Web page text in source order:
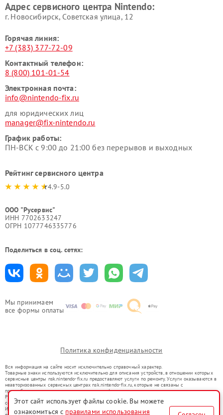
Мы принимаем
все формы оплаты
Адрес сервисного центра Nintendo:
г. Новосибирск, Советская улица, 12
Горячая линия:
+7 (383) 377-72-09
Контактный телефон:
8 (800) 101-01-54
Электронная почта:
info@nintendo-fix.ru
для юридических лиц
manager@fix-nintendo.ru
График работы:
ПН-ВСК с 9:00 до 21:00 без перерывов и выходных
Рейтинг сервисного центра
4.9-5.0
ООО "Русервис"
ИНН 7702633247
ОГРН 1077746335776
Поделиться в соц. сетях:
Политика конфиденциальности
Вся информация на сайте носит исключительно справочный характер.
Товарные знаки используются исключительно для описания устройств, в отношении которых
сервисные центры nsk.nintendo-fix.ru предоставляют услуги по ремонту. Услуги оказываются в
неавторизованных сервисных центрах nsk.nintendo-fix.ru, которые не связаны с
правообладателями товарных знаков или их официальными представителями.
Ремонт осуществляется для устройств, уже введенных в гражданский оборот в соответствии
со статьей 1487 ГК РФ.
Использование товарных знаков не преследует цели индивидуализации услуг или введения
Этот сайт использует файлы cookie. Вы можете
ознакомиться с правилами использования